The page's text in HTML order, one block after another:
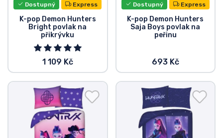
Dostupný Express
K-pop Demon Hunters
Bright povlak na
přikrývku
1 109 Kč
Dostupný Express
K-pop Demon Hunters
Saja Boys povlak na
peřinu
693 Kč
Anime věci
Hráčské věci
Sportovní věci
Hudební věci